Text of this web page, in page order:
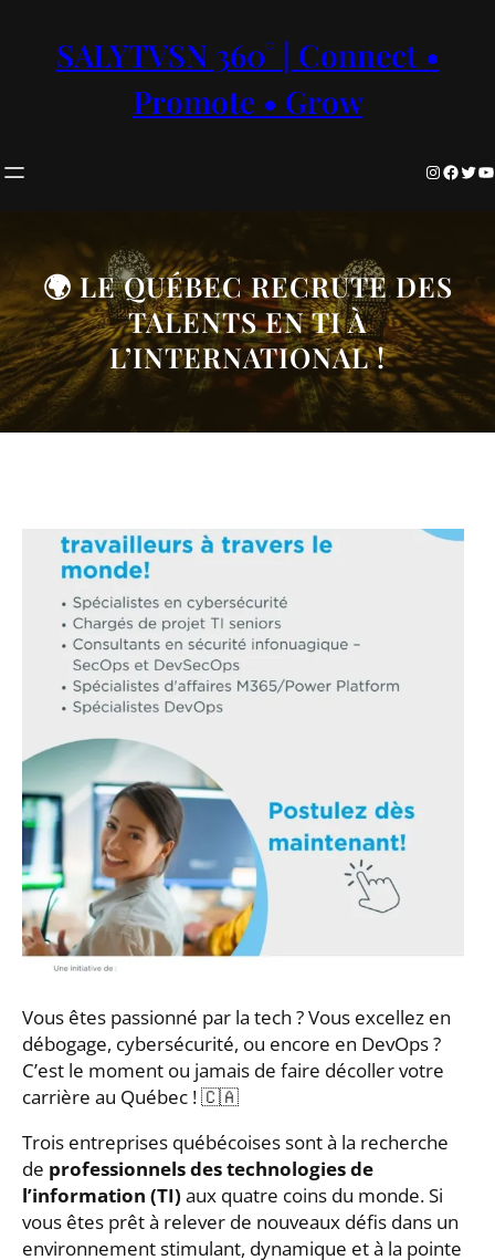
contenuSALYTVSN 360° | Connect •
Promote • Grow
InstagramFacebook Twitter YouTube
🌍 LE QUÉBEC RECRUTE DES
TALENTS EN TI À
L’INTERNATIONAL !
Vous êtes passionné par la tech ? Vous excellez en
débogage, cybersécurité, ou encore en DevOps ?
C’est le moment ou jamais de faire décoller votre
carrière au Québec ! 🇨🇦
Trois entreprises québécoises sont à la recherche
de professionnels des technologies de
l’information (TI) aux quatre coins du monde. Si
vous êtes prêt à relever de nouveaux défis dans un
environnement stimulant, dynamique et à la pointe